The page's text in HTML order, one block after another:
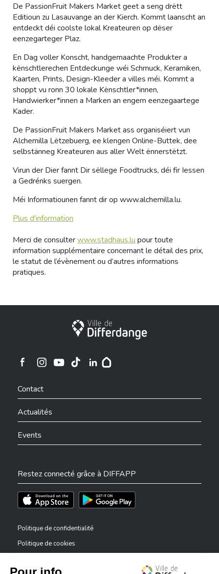
De PassionFruit Makers Market geet a seng drëtt
Editioun zu Lasauvange an der Kierch. Kommt laanscht an
entdeckt déi coolste lokal Kreateuren op dëser
eenzegarteger Plaz.
En Dag voller Konscht, handgemaachte Produkter a
kënschtlerechen Entdeckunge wéi Schmuck, Keramiken,
Kaarten, Prints, Design-Kleeder a villes méi. Kommt a
shoppt vu ronn 30 lokale Kënschtler*innen,
Handwierker*innen a Marken an engem eenzegaartege
Kader.
De PassionFruit Makers Market ass organiséiert vun
Alchemilla Lëtzebuerg, ee klengen Online-Buttek, dee
selbstänneg Kreateuren aus aller Welt ënnerstëtzt.
Virun der Dier fannt Dir sëllege Foodtrucks, déi fir Iessen
a Gedrénks suergen.
Méi Informatiounen fannt dir opwww.alchemilla.lu.
Plus d'information
Merci de consulterwww.stadhaus.lu pour toute
information supplémentaire concernant le détail des prix,
le statut de l’évènement ou d’autres informations
pratiques.
Ville de Differdange
Ville de Differdange sur Instagram
Contact
Actualités
Events
Restez connecté grâce à DIFFAPP
Téléchargez l'app sur l'App StoreTéléchargez l'app sur Play Store
Politique de confidentialité
Politique de cookies